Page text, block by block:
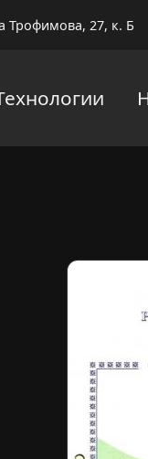
Трофимова, 27, к. Б